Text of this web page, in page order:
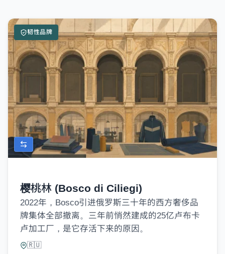
韧性品牌
樱桃林 (Bosco di Ciliegi)
2022年，Bosco引进俄罗斯三十年的西方奢侈品
牌集体全部撤离。三年前悄然建成的25亿卢布卡
卢加工厂，是它存活下来的原因。
🇷🇺